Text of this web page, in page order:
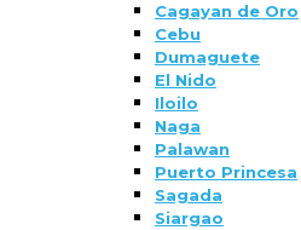
Cagayan de Oro
Cebu
Dumaguete
El Nido
Iloilo
Naga
Palawan
Puerto Princesa
Sagada
Siargao